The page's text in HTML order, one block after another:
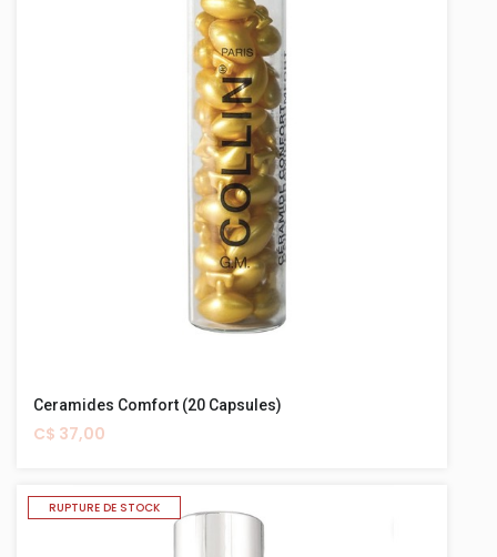
Ceramides Comfort (20 Capsules)
C$ 37,00
RUPTURE DE STOCK